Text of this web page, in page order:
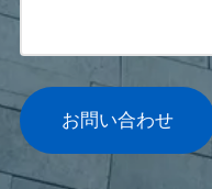
お問い合わせ